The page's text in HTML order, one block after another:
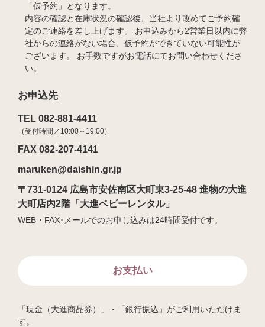
「仮予約」となります。
内容の確認と在庫状況の確認後、当社より改めてご予約確
定のご連絡を差し上げます。 お申込みから2営業日以内に弊
社からの連絡がない場合、仮予約ができていない可能性が
ございます。 お手数ですがお電話にてお問い合わせくださ
い。
お申込先
TEL 082-881-4411
（受付時間／10:00～19:00）
FAX 082-207-4141
maruken@daishin.gr.jp
〒731-0124 広島市安佐南区大町東3-25-48 進物の大進
大町店内2階「大進ベビーレンタル」
WEB・FAX･メールでのお申し込みは24時間受付です。
お支払い
「現金（大進商品券）」・「銀行振込」がご利用いただけま
す。